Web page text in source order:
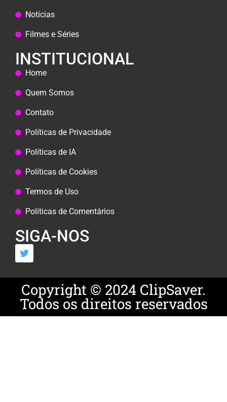
Notícias
Filmes e Séries
INSTITUCIONAL
Home
Quem Somos
Contato
Políticas de Privacidade
Políticas de IA
Políticas de Cookies
Termos de Uso
Políticas de Comentários
SIGA-NOS
Copyright © 2024 ClipSaver.
Todos os direitos reservados